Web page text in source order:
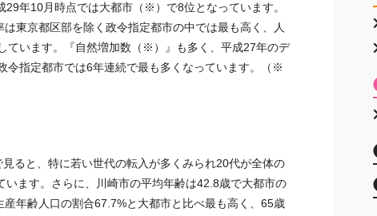
年10月時点では大都市（※）で8位となっています。
は東京都区部を除く政令指定都市の中では最も高く、人
ています。『自然増加数（※）』も多く、平成27年のデ
令指定都市では6年連続で最も多くなっています。（※
ると、特に若い世代の転入が多くみられ20代が全体の
ます。さらに、川崎市の平均年齢は42.8歳で大都市の
年齢人口の割合67.7%と大都市と比べ最も高く、65歳